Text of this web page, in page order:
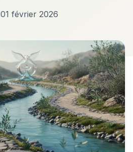
01 février 2026